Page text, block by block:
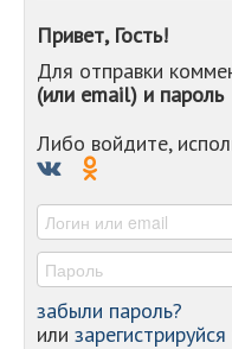
Привет, Гость!
Для отправки
(или email) и пароль
Либо войдите,
забыли пароль?
или зарегистрируйся